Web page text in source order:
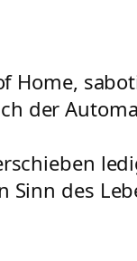
Home,
der
Sinn des